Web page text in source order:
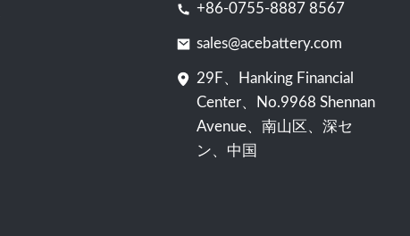
+86-0755-8887 8567
sales@acebattery.com
29F、Hanking Financial
Center、No.9968 Shennan
Avenue、南山区、深セ
ン、中国